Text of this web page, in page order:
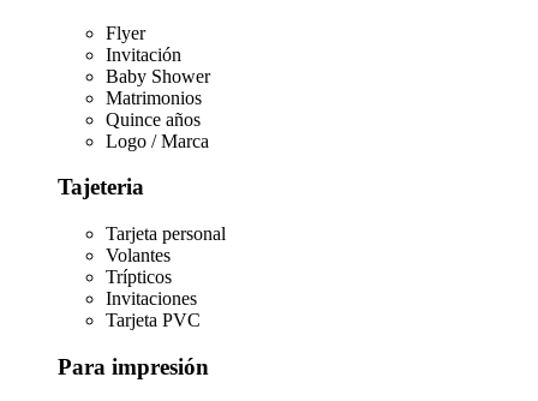
Flyer
Invitación
Baby Shower
Matrimonios
Quince años
Logo / Marca
Tajeteria
Tarjeta personal
Volantes
Trípticos
Invitaciones
Tarjeta PVC
Para impresión